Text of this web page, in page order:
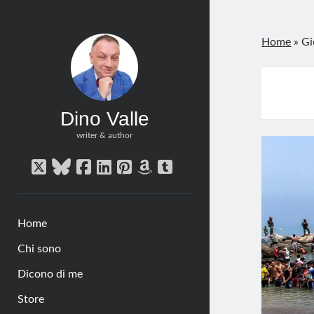
Dino Valle
writer & author
twitterbluesky
facebook
linkedin
pinterest
amazon
tumblr
Home
Chi sono
Dicono di me
Store
Home »